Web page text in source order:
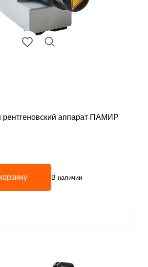
рентгеновский аппарат ПАМИР
В наличии